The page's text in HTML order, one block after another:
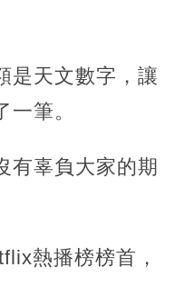
是天文數字，讓
筆。
有辜負大家的期
熱播榜榜首，